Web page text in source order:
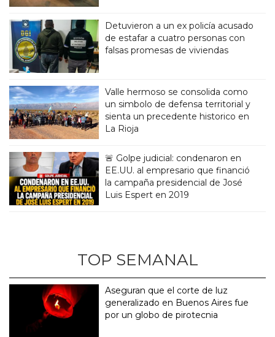
Detuvieron a un ex policía acusado
de estafar a cuatro personas con
falsas promesas de viviendas
Valle hermoso se consolida como
un simbolo de defensa territorial y
sienta un precedente historico en
La Rioja
🚨 Golpe judicial: condenaron en
EE.UU. al empresario que financió
la campaña presidencial de José
Luis Espert en 2019
TOP SEMANAL
Aseguran que el corte de luz
generalizado en Buenos Aires fue
por un globo de pirotecnia